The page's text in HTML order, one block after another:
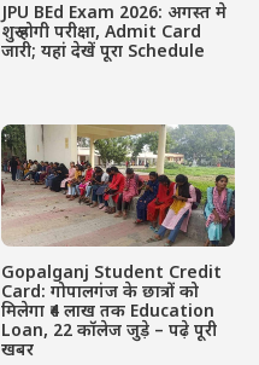
JPU BEd Exam 2026: अगस्त मे
शुरू होगी परीक्षा, Admit Card
जारी; यहां देखें पूरा Schedule
Gopalganj Student Credit
Card: गोपालगंज के छात्रों को
मिलेगा ₹4 लाख तक Education
Loan, 22 कॉलेज जुड़े – पढ़े पूरी
खबर